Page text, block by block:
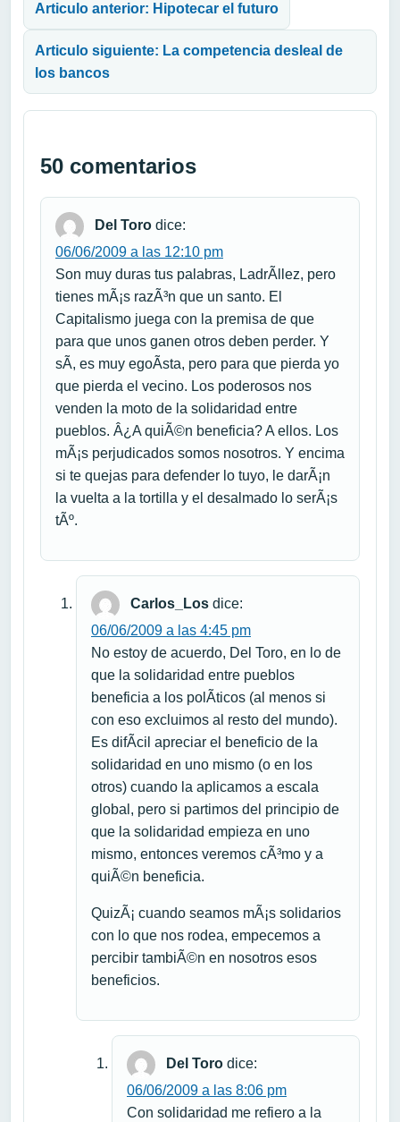
Articulo anterior: Hipotecar el futuro
Articulo siguiente: La competencia desleal de
los bancos
50 comentarios
Del Toro dice:
06/06/2009 a las 12:10 pm
Son muy duras tus palabras, LadrÃ­llez, pero
tienes mÃ¡s razÃ³n que un santo. El
Capitalismo juega con la premisa de que
para que unos ganen otros deben perder. Y
sÃ­, es muy egoÃ­sta, pero para que pierda yo
que pierda el vecino. Los poderosos nos
venden la moto de la solidaridad entre
pueblos. Â¿A quiÃ©n beneficia? A ellos. Los
mÃ¡s perjudicados somos nosotros. Y encima
si te quejas para defender lo tuyo, le darÃ¡n
la vuelta a la tortilla y el desalmado lo serÃ¡s
tÃº.
Carlos_Los dice:
06/06/2009 a las 4:45 pm
No estoy de acuerdo, Del Toro, en lo de
que la solidaridad entre pueblos
beneficia a los polÃ­ticos (al menos si
con eso excluimos al resto del mundo).
Es difÃ­cil apreciar el beneficio de la
solidaridad en uno mismo (o en los
otros) cuando la aplicamos a escala
global, pero si partimos del principio de
que la solidaridad empieza en uno
mismo, entonces veremos cÃ³mo y a
quiÃ©n beneficia.
QuizÃ¡ cuando seamos mÃ¡s solidarios
con lo que nos rodea, empecemos a
percibir tambiÃ©n en nosotros esos
beneficios.
Del Toro dice:
06/06/2009 a las 8:06 pm
Con solidaridad me refiero a la